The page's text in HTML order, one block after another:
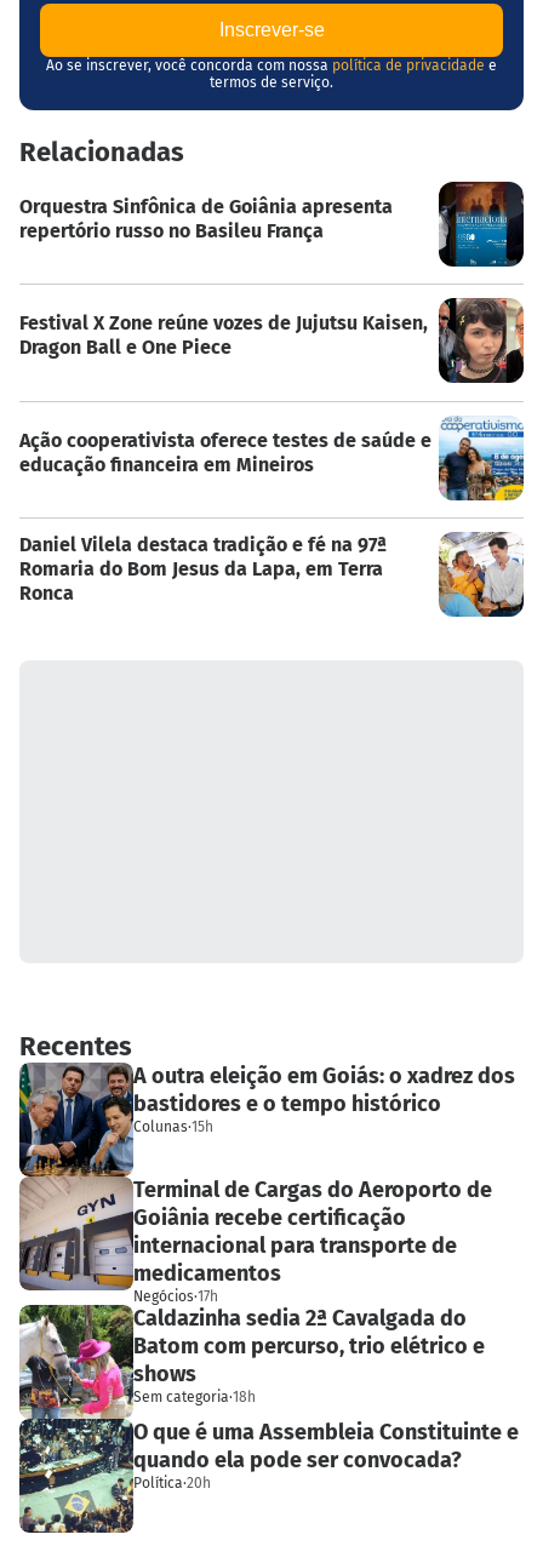
Ao se inscrever, você concorda com nossa política de privacidade e
termos de serviço.
Relacionadas
Orquestra Sinfônica de Goiânia apresenta
repertório russo no Basileu França
Festival X Zone reúne vozes de Jujutsu Kaisen,
Dragon Ball e One Piece
Ação cooperativista oferece testes de saúde e
educação financeira em Mineiros
Daniel Vilela destaca tradição e fé na 97ª
Romaria do Bom Jesus da Lapa, em Terra
Ronca
Recentes
A outra eleição em Goiás: o xadrez dos
bastidores e o tempo histórico
Colunas·15h
Terminal de Cargas do Aeroporto de
Goiânia recebe certificação
internacional para transporte de
medicamentos
Negócios·17h
Caldazinha sedia 2ª Cavalgada do
Batom com percurso, trio elétrico e
shows
Sem categoria·18h
O que é uma Assembleia Constituinte e
quando ela pode ser convocada?
Política·20h